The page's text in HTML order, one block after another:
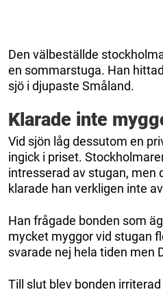
Den välbeställde
en sommarstuga. Han
sjö i djupaste Småland.
Klarade inte
Vid sjön låg dessutom en
ingick i priset.
intresserad av stugan, men
klarade han verkligen inte
Han frågade bonden som
mycket myggor vid stugan
svarade nej hela tiden men
Till slut blev bonden